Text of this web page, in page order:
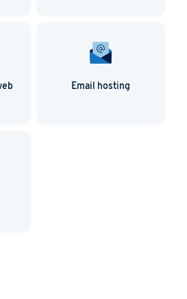
Email hosting